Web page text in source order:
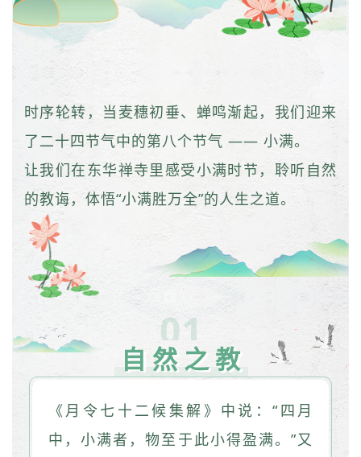
时序轮转，当麦穗初垂、蝉鸣渐起，我们迎来
了二十四节气中的第八个节气 —— 小满。
让我们在东华禅寺里感受小满时节，聆听自然
的教诲，体悟“小满胜万全”的人生之道。
01
自然之教
《月令七十二候集解》中说：“四月
中，小满者，物至于此小得盈满。”又